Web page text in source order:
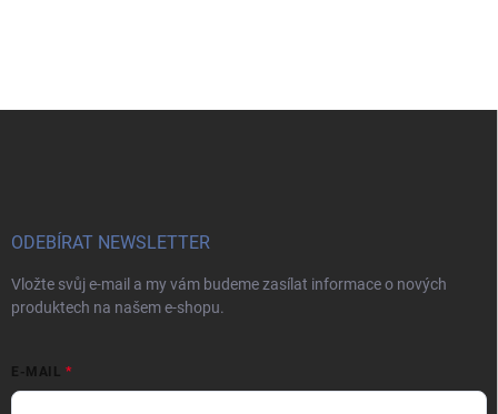
ODEBÍRAT NEWSLETTER
Vložte svůj e-mail a my vám budeme zasílat informace o nových
produktech na našem e-shopu.
E-MAIL